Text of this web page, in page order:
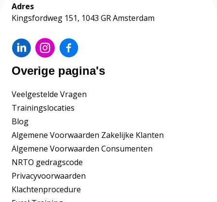
Adres
Kingsfordweg 151, 1043 GR Amsterdam
Overige pagina's
Veelgestelde Vragen
Trainingslocaties
Blog
Algemene Voorwaarden Zakelijke Klanten
Algemene Voorwaarden Consumenten
NRTO gedragscode
Privacyvoorwaarden
Klachtenprocedure